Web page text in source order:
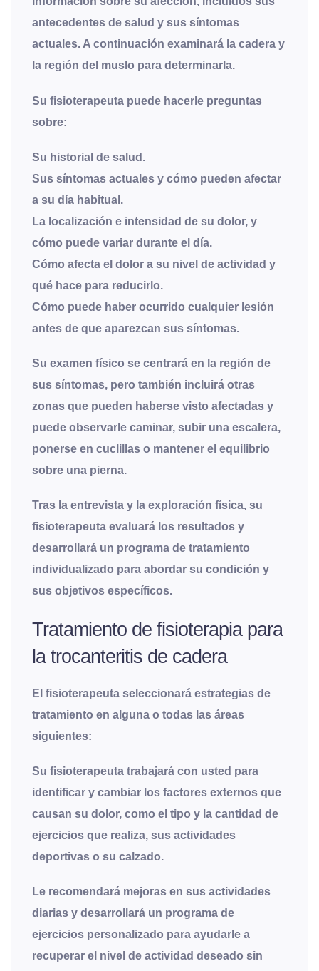
antecedentes de salud y sus síntomas
actuales. A continuación examinará la cadera y
la región del muslo para determinarla.
Su fisioterapeuta puede hacerle preguntas
sobre:
Su historial de salud.
Sus síntomas actuales y cómo pueden afectar
a su día habitual.
La localización e intensidad de su dolor, y
cómo puede variar durante el día.
Cómo afecta el dolor a su nivel de actividad y
qué hace para reducirlo.
Cómo puede haber ocurrido cualquier lesión
antes de que aparezcan sus síntomas.
Su examen físico se centrará en la región de
sus síntomas, pero también incluirá otras
zonas que pueden haberse visto afectadas y
puede observarle caminar, subir una escalera,
ponerse en cuclillas o mantener el equilibrio
sobre una pierna.
Tras la entrevista y la exploración física, su
fisioterapeuta evaluará los resultados y
desarrollará un programa de tratamiento
individualizado para abordar su condición y
sus objetivos específicos.
Tratamiento de fisioterapia para
la trocanteritis de cadera
El fisioterapeuta seleccionará estrategias de
tratamiento en alguna o todas las áreas
siguientes:
Su fisioterapeuta trabajará con usted para
identificar y cambiar los factores externos que
causan su dolor, como el tipo y la cantidad de
ejercicios que realiza, sus actividades
deportivas o su calzado.
Le recomendará mejoras en sus actividades
diarias y desarrollará un programa de
ejercicios personalizado para ayudarle a
recuperar el nivel de actividad deseado sin